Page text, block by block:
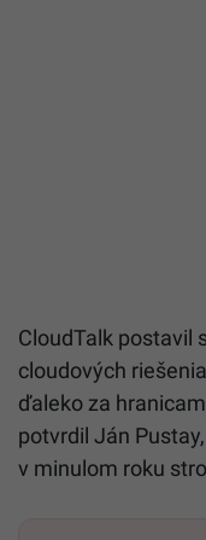
CloudTalk postavil
cloudových
ďaleko za
potvrdil Ján
v minulom roku